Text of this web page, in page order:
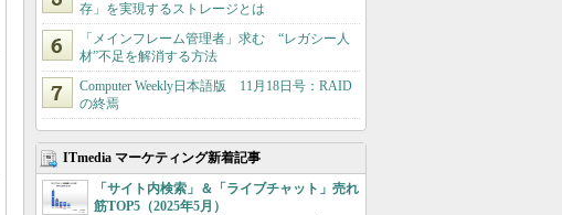
存」を実現するストレージとは
「メインフレーム管理者」求む “レガシー人
材”不足を解消する方法
Computer Weekly日本語版 11月18日号：RAID
の終焉
ITmedia マーケティング新着記事
「サイト内検索」＆「ライブチャット」売れ
筋TOP5（2025年5月）